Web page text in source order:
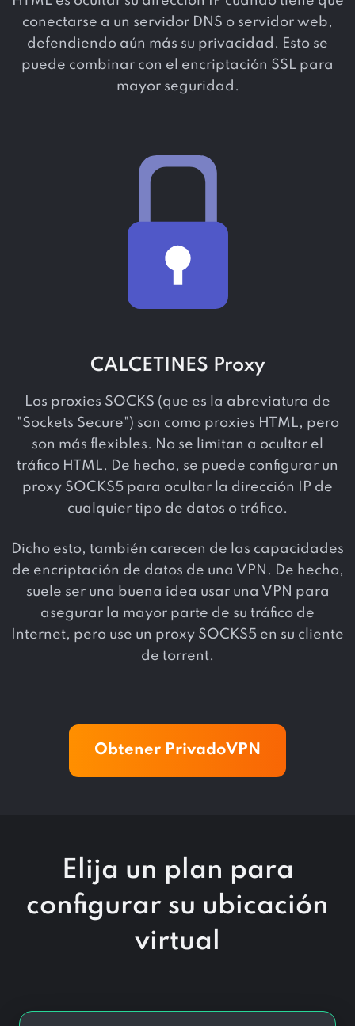
conectarse a un servidor DNS o servidor web,
defendiendo aún más su privacidad. Esto se
puede combinar con el encriptación SSL para
mayor seguridad.
CALCETINES Proxy
Los proxies SOCKS (que es la abreviatura de
"Sockets Secure") son como proxies HTML, pero
son más flexibles. No se limitan a ocultar el
tráfico HTML. De hecho, se puede configurar un
proxy SOCKS5 para ocultar la dirección IP de
cualquier tipo de datos o tráfico.
Dicho esto, también carecen de las capacidades
de encriptación de datos de una VPN. De hecho,
suele ser una buena idea usar una VPN para
asegurar la mayor parte de su tráfico de
Internet, pero use un proxy SOCKS5 en su cliente
de torrent.
Obtener PrivadoVPN
Elija un plan para
configurar su ubicación
virtual